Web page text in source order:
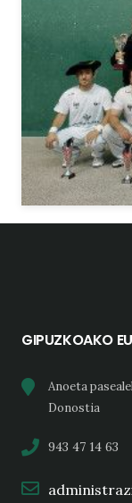
GIPUZKOAKO
Anoeta
Donostia
943 47 14 63